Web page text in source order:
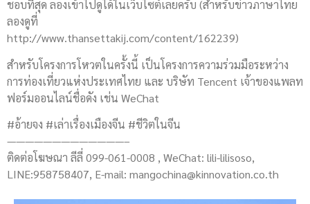
ชอบที่สุด ลองเข้าไปดูได้ในเว็บไซต์เลยครับ (สำหรับข่าวภาษาไทย
ลองดูที่
http://www.thansettakij.com/content/162239)
สำหรับโครงการโหวตในครั้งนี้ เป็นโครงการความร่วมมือระหว่าง
การท่องเที่ยวแห่งประเทศไทย และ บริษัท Tencent เจ้าของแพลท
ฟอร์มออนไลน์ชื่อดัง เช่น WeChat
#อ้ายจง #เล่าเรื่องเมืองจีน #ชีวิตในจีน
—————————————–
ติดต่อโฆษณา ลีลี่ 099-061-0008 , WeChat: lili-lilisoso,
LINE:958758407, E-mail: mangochina@kinnovation.co.th